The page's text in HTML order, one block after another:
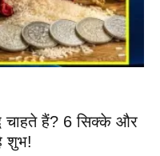
चाहते हैं? 6 सिक्के और
शुभ!